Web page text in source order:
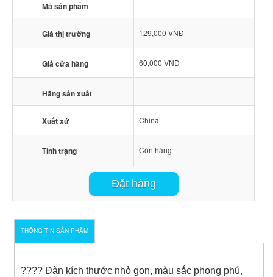
Mã sản phẩm
Giá thị trường 129,000 VNĐ
Giá cửa hàng 60,000 VNĐ
Hãng sản xuất
Xuất xứ China
Tình trạng Còn hàng
Đặt hàng
THÔNG TIN SẢN PHẨM
???? Đàn kích thước nhỏ gọn, màu sắc phong phú,